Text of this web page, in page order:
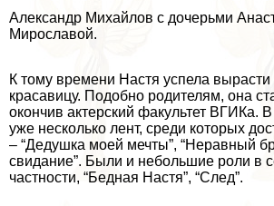
Александр Михайлов с дочерьми
Мирославой.
К тому времени Настя успела вырасти
красавицу. Подобно родителям, она
окончив актерский факультет ВГИКа.
уже несколько лент, среди которых
– “Дедушка моей мечты”, “Неравный
свидание”. Были и небольшие роли в
частности, “Бедная Настя”, “След”.